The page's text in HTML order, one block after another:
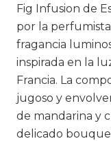
Fig Infusion de
por la
fragancia
inspirada en la
Francia. La
jugoso y
de mandarina y
delicado